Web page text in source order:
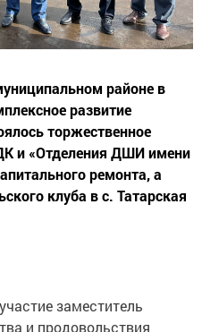
районе в
развитие
торжественное
и «Отделения ДШИ имени
ремонта, а
клуба в с. Татарская
заместитель
и продовольствия